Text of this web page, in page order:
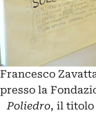
Francesco
presso la
Poliedro, il titolo